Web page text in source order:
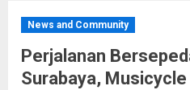
News and Community
Perjalanan
Surabaya,